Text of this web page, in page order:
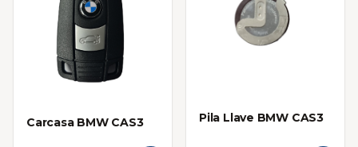
Carcasa BMW CAS3 Pila Llave BMW CAS3